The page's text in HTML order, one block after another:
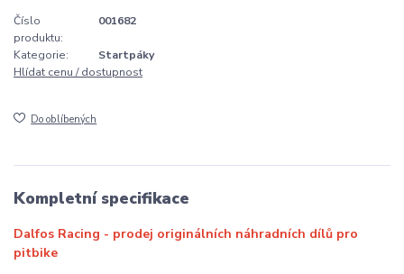
Číslo
produktu:
001682
Kategorie:
Startpáky
Hlídat cenu / dostupnost
Do oblíbených
Kompletní specifikace
Dalfos Racing - prodej originálních náhradních dílů pro
pitbike